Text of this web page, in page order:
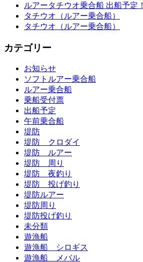
ルアータチウオ乗合船 出船予定！
タチウオ（ルアー乗合船）
タチウオ（ルアー乗合船）
カテゴリー
お知らせ
ソフトルアー乗合船
ルアー乗合船
乗船受付票
出船予定
午前乗合船
堤防
堤防 クロダイ
堤防 ルアー
堤防 周り
堤防 夜釣り
堤防 投げ釣り
堤防ルアー
堤防周り
堤防投げ釣り
未分類
遊漁船
遊漁船 シロギス
遊漁船 メバル